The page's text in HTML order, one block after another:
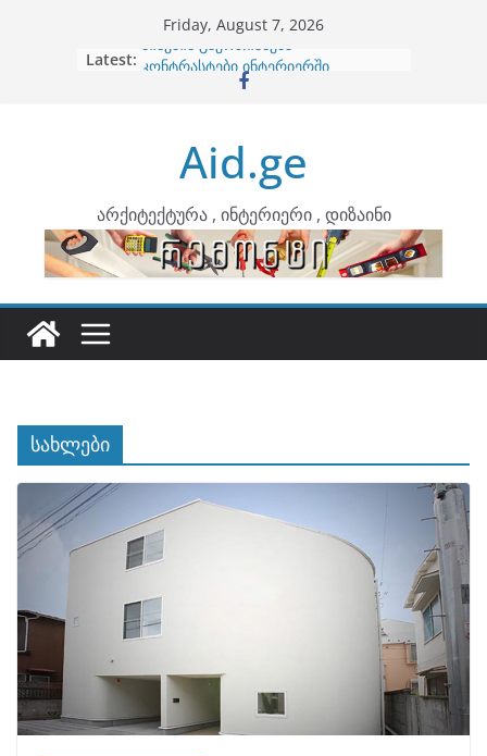
Friday, August 7, 2026
Latest: ბინების გაერთიანება
კონტრასტები ინტერიერში
ინტერიერის დიზიანი
არტემიდი წარმოგიდგენთ
Aid.ge
არქიტექტურა , ინტერიერი , დიზაინი
სახლები